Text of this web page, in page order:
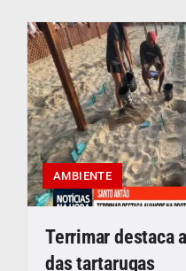
AMBIENTE
Terrimar destaca
das tartarugas